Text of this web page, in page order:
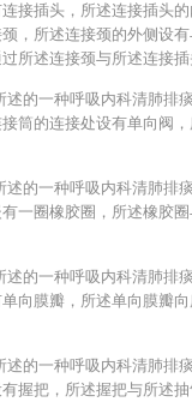
接插头，所述连接插头
，所述连接颈的外侧设
所述连接颈与所述连接插
述的一种呼吸内科清肺排
筒的连接处设有单向阀
述的一种呼吸内科清肺排
一圈橡胶圈，所述橡胶
述的一种呼吸内科清肺排
向膜瓣，所述单向膜瓣
述的一种呼吸内科清肺排
握把，所述握把与所述抽